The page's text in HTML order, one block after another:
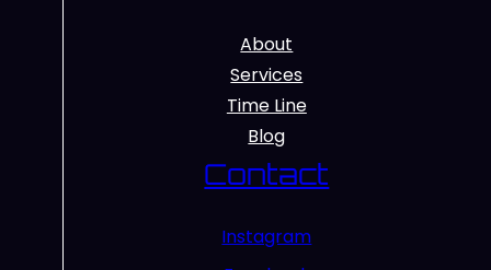
About
Services
Time Line
Blog
Contact
Instagram